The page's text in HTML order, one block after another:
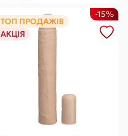
ТОП ПРОДАЖІВ
АКЦІЯ
-15%